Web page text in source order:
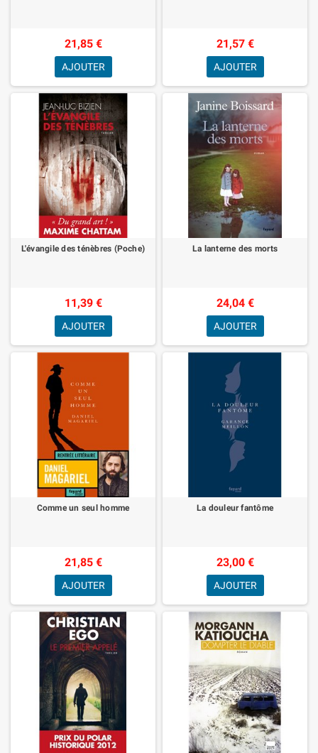
21,85 €
AJOUTER
21,57 €
AJOUTER
L'évangile des ténèbres (Poche)
11,39 €
AJOUTER
La lanterne des morts
24,04 €
AJOUTER
Comme un seul homme
21,85 €
AJOUTER
La douleur fantôme
23,00 €
AJOUTER